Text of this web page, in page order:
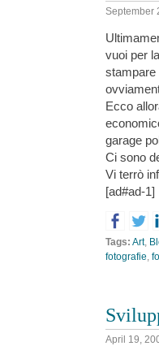
September
vuoi per
stampare
Ecco
garage
Ci sono
Vi terrò
[ad#ad-1]
Tags: Art,
fotografie
April 19,